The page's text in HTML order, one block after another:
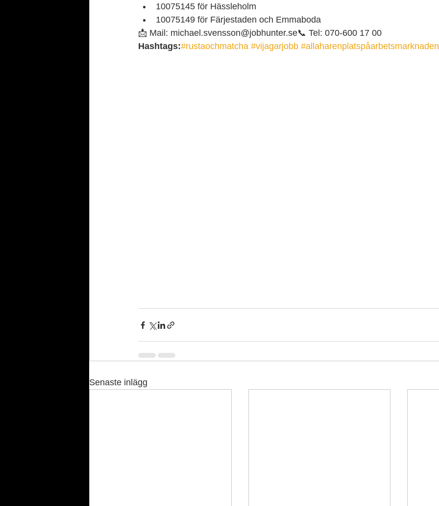
10075145 för Hässleholm
10075149 för Färjestaden och Emmaboda
📩 Mail: michael.svensson@jobhunter.se📞 Tel: 070-600 17 00
Hashtags:#rustaochmatcha #vijagarjobb #allaharenplatspåarbetsmarknaden
Senaste inlägg